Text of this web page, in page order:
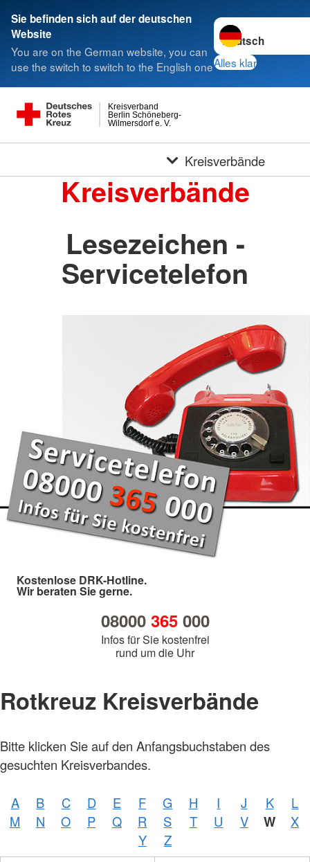
Sie befinden sich auf der deutschen
Website
You are on the German website, you can
use the switch to switch to the English one
Sprache wechseln
Alles klar
Wilmersdorf e. V.
Berlin Schöneberg-
Kreisverband
Kreisverbände
Kreisverbände
Lesezeichen -
Servicetelefon
Kostenlose DRK-Hotline.
Wir beraten Sie gerne.
08000 365000
Infos für Sie kostenfrei
rund um die Uhr
Rotkreuz Kreisverbände
Bitte klicken Sie auf den Anfangsbuchstaben des
gesuchten Kreisverbandes.
A B C D E F G H I J K
L
M
N O P Q R S T U V W
X
Y
Z
Foto: